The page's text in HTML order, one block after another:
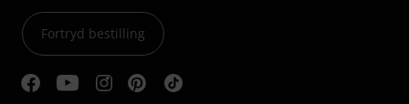
Fortryd bestilling